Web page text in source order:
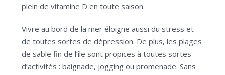
plein de vitamine D en toute saison.
Vivre au bord de la mer éloigne aussi du stress et
de toutes sortes de dépression. De plus, les plages
de sable fin de l’île sont propices à toutes sortes
d’activités : baignade, jogging ou promenade. Sans